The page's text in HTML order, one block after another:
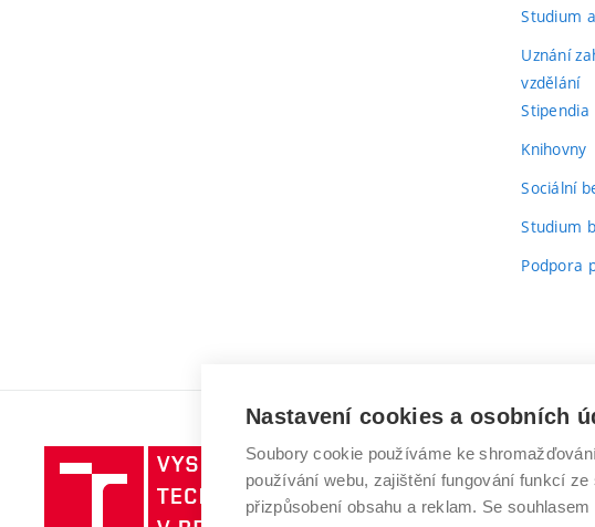
Studium
Uznání
vzdělání
Stipendia
Knihovny
Sociální
Studium
Podpora
Vysoké
učení
technické
Nastavení cookies a osobních
Soubory cookie používáme ke
používání webu, zajištění fungování funkcí
přizpůsobení obsahu a reklam. Se